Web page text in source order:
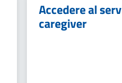
Accedere al
caregiver